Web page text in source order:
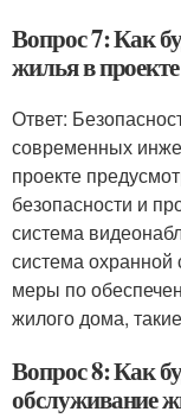
Вопрос 7: Как
жилья в проекте
Ответ:
современных
проекте
безопасности и
система
система охранной
меры по
жилого дома,
Вопрос 8: Как
обслуживание